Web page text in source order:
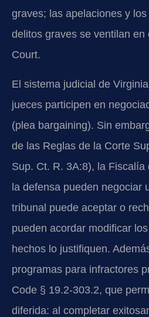
graves; las apelaciones y
delitos graves se ventilan
Court.
El sistema judicial de
jueces participen en
(plea bargaining). Sin
de las Reglas de la Corte
Sup. Ct. R. 3A:8), la
la defensa pueden negociar
tribunal puede aceptar o
pueden acordar modificar
hechos lo justifiquen.
programas para infractores
Code § 19.2-303.2, que
diferida: al completar